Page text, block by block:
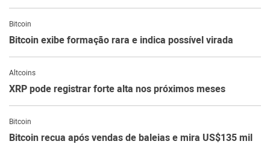
Bitcoin
Bitcoin exibe formação rara e indica possível virada
Altcoins
XRP pode registrar forte alta nos próximos meses
Bitcoin
Bitcoin recua após vendas de baleias e mira US$135 mil